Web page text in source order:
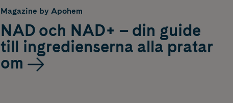
Magazine by Apohem
NAD och NAD+ – din guide
till ingredienserna alla pratar
om